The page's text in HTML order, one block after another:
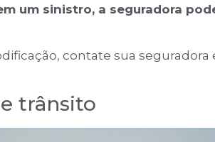
um sinistro, a seguradora
contate sua seguradora
trânsito